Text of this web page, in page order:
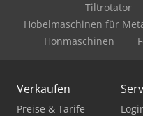
Haas Vf-3Ssyt
Haas Vf-3Yt
Haas Vf-4
Tiltrotator
Hobelmaschinen für
Honmaschinen
Verkaufen
Preise & Tarife